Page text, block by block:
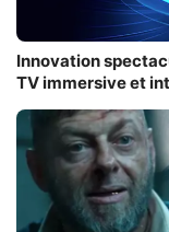
Innovation
TV immersive et